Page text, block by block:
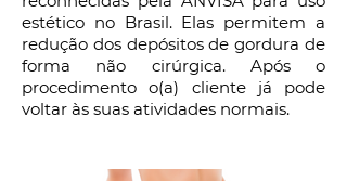
estético no Brasil. Elas permitem a
redução dos depósitos de gordura de
forma não cirúrgica. Após o
procedimento o(a) cliente já pode
voltar às suas atividades normais.